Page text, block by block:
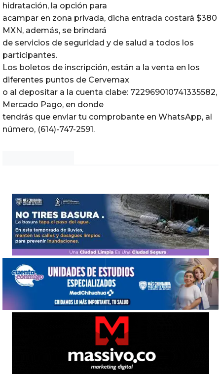
hidratación, la opción para
acampar en zona privada, dicha entrada costará $380
MXN, además, se brindará
de servicios de seguridad y de salud a todos los
participantes.
Los boletos de inscripción, están a la venta en los
diferentes puntos de Cervemax
o al depositar a la cuenta clabe: 722969010741335582,
Mercado Pago, en donde
tendrás que enviar tu comprobante en WhatsApp, al
número, (614)-747-2591.